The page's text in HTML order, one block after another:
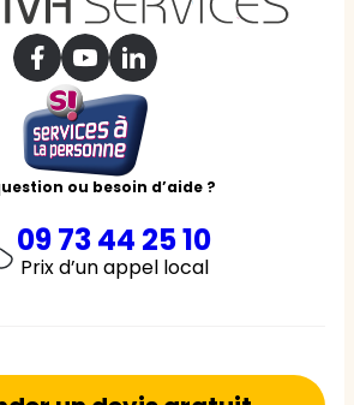
ou besoin d’aide ?
09 73 44 25 10
Prix d’un appel local